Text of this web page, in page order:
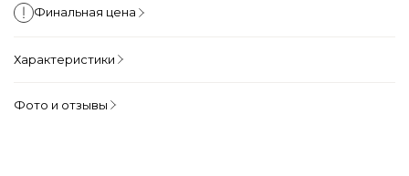
Финальная цена
Характеристики
Фото и отзывы